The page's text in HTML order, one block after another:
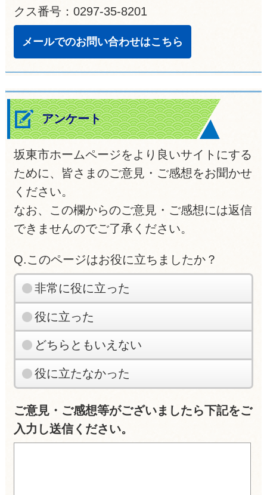
クス番号：0297-35-8201
メールでのお問い合わせはこちら
アンケート
坂東市ホームページをより良いサイトにする
ために、皆さまのご意見・ご感想をお聞かせ
ください。
なお、この欄からのご意見・ご感想には返信
できませんのでご了承ください。
Q.このページはお役に立ちましたか？
非常に役に立った
役に立った
どちらともいえない
役に立たなかった
ご意見・ご感想等がございましたら下記をご
入力し送信ください。